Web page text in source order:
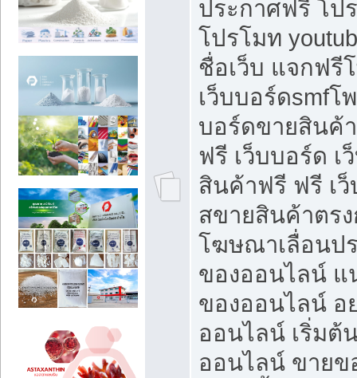
ประกาศฟรี โป
โปรโมท
ชื่อเว็บ แจกฟรี
เว็บบอร์ดsmfโ
บอร์ดขายสินค้
ฟรี เว็บบอร์ด เ
สินค้าฟรี ฟรี เ
สขายสินค้าตร
โฆษณาเลื่อนป
ของออนไลน์ แ
ของออนไลน์ อ
ออนไลน์ เริ่มต้
ออนไลน์ ขายข